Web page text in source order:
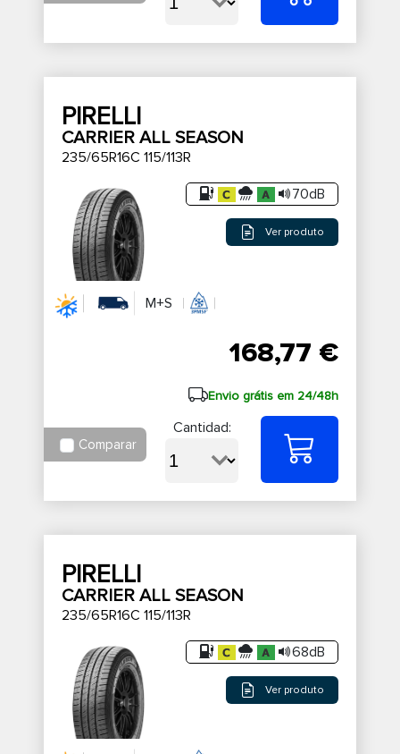
PIRELLI
CARRIER ALL SEASON
235/65R16C 115/113R
70dB
Ver produto
M+S
168,77 €
Envio grátis em 24/48h
Comparar
Cantidad:
PIRELLI
CARRIER ALL SEASON
235/65R16C 115/113R
68dB
Ver produto